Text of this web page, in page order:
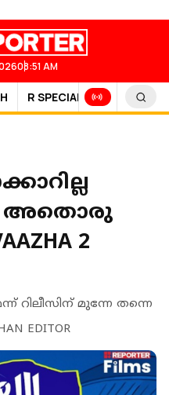
08:51 AM
R SPECIAL SPORTS
അതൊരു
2
റിലീസിന് മുന്നേ തന്നെ
EDITOR